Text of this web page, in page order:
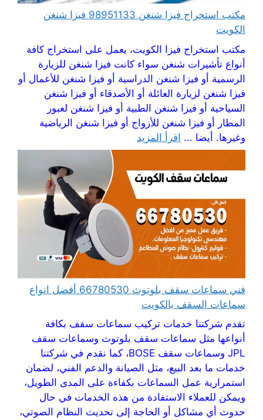
مكتب استخراج فيزا شنغن 98951133 فيزا شنغن
الكويت
مكتب استخراج فيزا الكويت، يعمل على استخراج كافة
أنواع تأشيرات شنغن سواء كانت فيزا شنغن للزيارة
الرسمية أو فيزا شنغن الدراسية أو فيزا شنغن للأعمال أو
فيزا شنغن لزيارة العائلة أو الأصدقاء أو فيزا شنغن
السياحية أو فيزا شنغن الطبية أو فيزا شنغن لعبور
المطار أو فيزا شنغن للأزواج أو فيزا شنغن الرياضية
وغيرها. أيضا ... اقرأ المزيد
فني سماعات سقف بلوتوث 66780530 أفضل انواع
سماعات السقف بالكويت
تقدم شركتنا خدمات تركيب سماعات سقف بكافة
أنواعها مثل سماعات سقف بلوتوث وسماعات سقف
JPL وسماعات سقف BOSE، كما نقدم في شركتنا
خدمات ما بعد البيع، مثل الصيانة والدعم الفني، لضمان
استمرارية عمل السماعات بكفاءة على المدى الطويل،
ويمكن للعملاء الاستفادة من هذه الخدمات في حال
حدوث أي مشاكل أو الحاجة إلى تحديث النظام الصوتي،